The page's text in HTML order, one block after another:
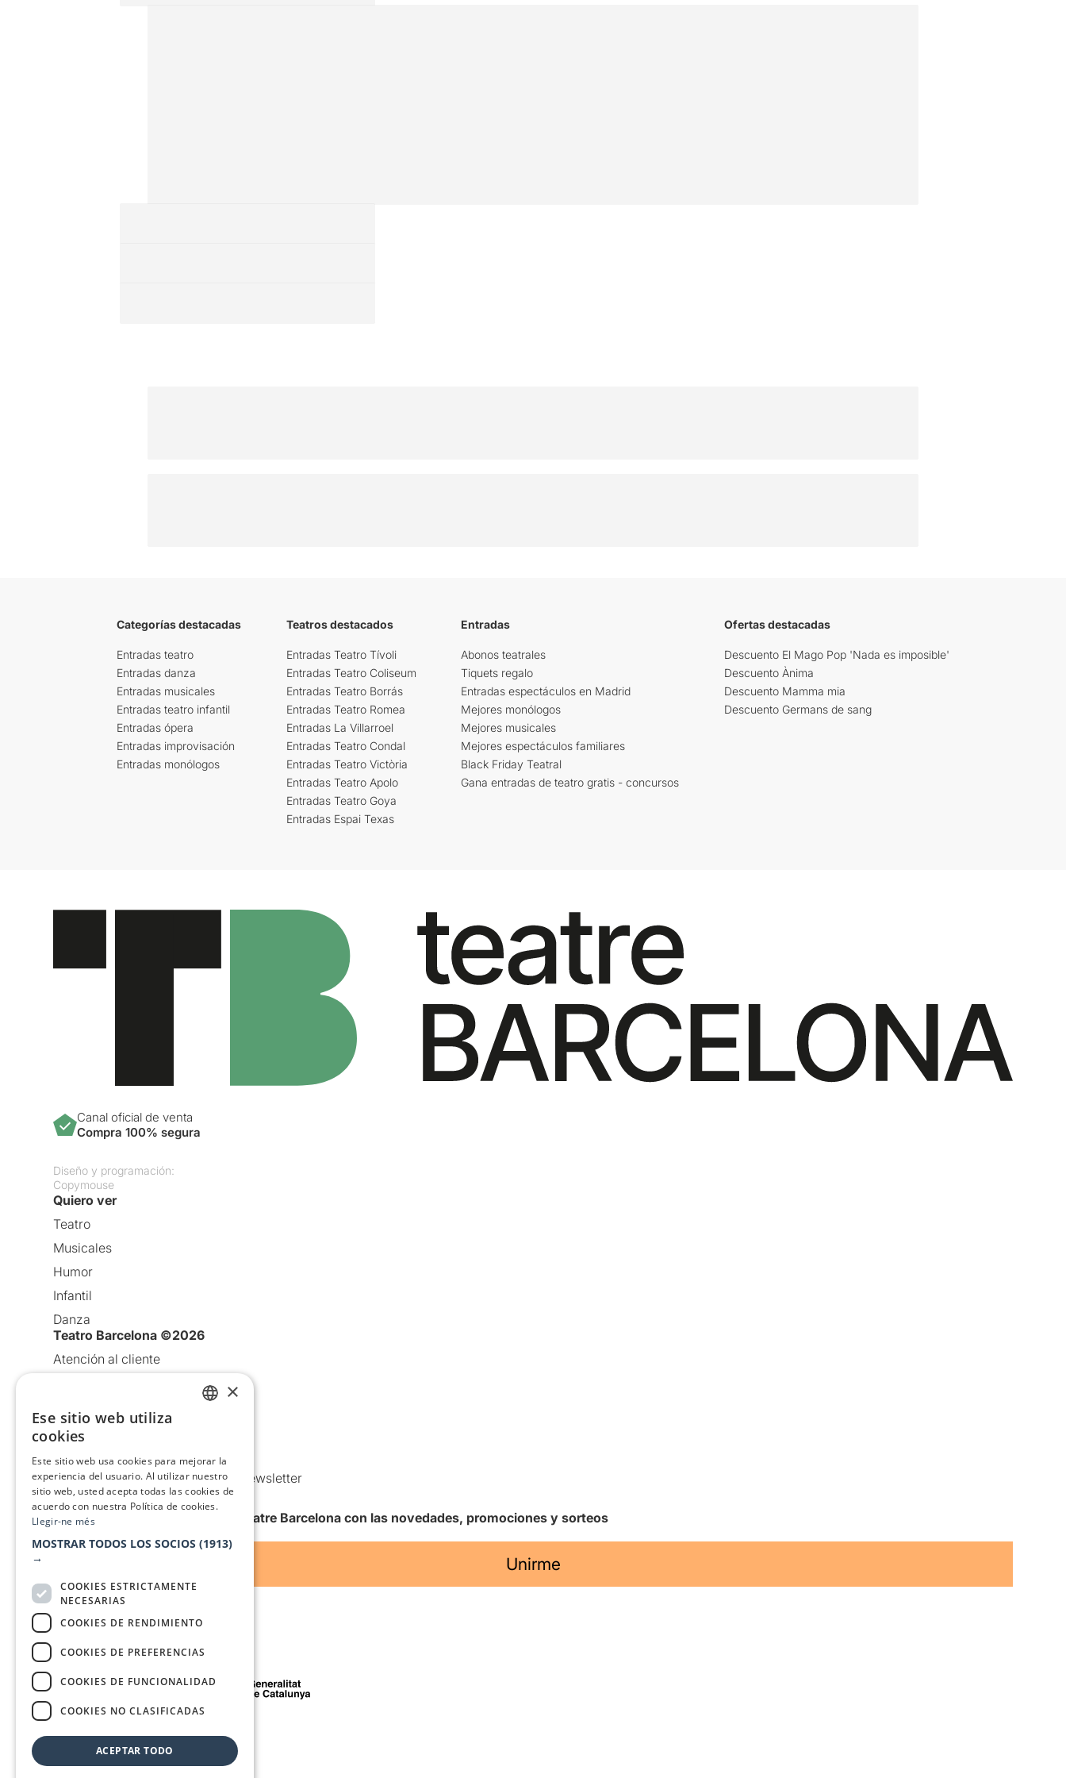
Categorías destacadas
Entradas teatro
Entradas danza
Entradas musicales
Entradas teatro infantil
Entradas ópera
Entradas improvisación
Entradas monólogos
Teatros destacados
Entradas Teatro Tívoli
Entradas Teatro Coliseum
Entradas Teatro Borrás
Entradas Teatro Romea
Entradas La Villarroel
Entradas Teatro Condal
Entradas Teatro Victòria
Entradas Teatro Apolo
Entradas Teatro Goya
Entradas Espai Texas
Entradas
Abonos teatrales
Tiquets regalo
Entradas espectáculos en Madrid
Mejores monólogos
Mejores musicales
Mejores espectáculos familiares
Black Friday Teatral
Gana entradas de teatro gratis - concursos
Ofertas destacadas
Descuento El Mago Pop 'Nada es imposible'
Descuento Ànima
Descuento Mamma mia
Descuento Germans de sang
Canal oficial de venta
Compra 100% segura
Diseño y programación:
Copymouse
Quiero ver
Teatro
Musicales
Humor
Infantil
Danza
Teatro Barcelona ©2026
Atención al cliente
Política de Cookies
Condiciones de uso
Comunicaciones comerciales y Newsletter
Anuncia’t
Quiero recibir la newsletter de Teatre Barcelona con las novedades, promociones y sorteos
Unirme
Con el apoyo de
Medio de comunicación asociado a
×
Ese sitio web utiliza
cookies
Este sitio web usa cookies para mejorar la
experiencia del usuario. Al utilizar nuestro
sitio web, usted acepta todas las cookies de
acuerdo con nuestra Política de cookies.
Llegir-ne més
MOSTRAR TODOS LOS SOCIOS (1913)
→
COOKIES ESTRICTAMENTE
NECESARIAS
COOKIES DE RENDIMIENTO
COOKIES DE PREFERENCIAS
COOKIES DE FUNCIONALIDAD
COOKIES NO CLASIFICADAS
ACEPTAR TODO